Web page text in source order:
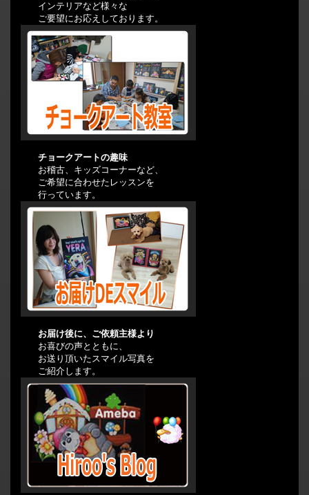
インテリアなど様々な
ご要望にお応えしております。
チョークアートの趣味
お稽古、キッズコーナーなど、
ご希望に合わせたレッスンを
行っています。
お届け後に、ご依頼主様より
お喜びの声とともに、
お送り頂いたスマイル写真を
ご紹介します。